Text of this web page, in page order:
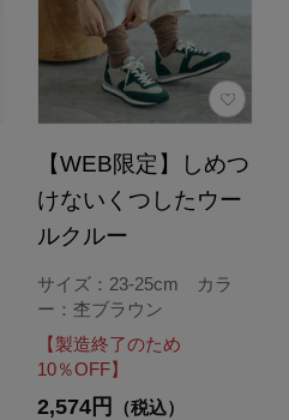
【WEB限定】しめつ
けないくつしたウー
ルクルー
サイズ：23-25cm カラ
ー：杢ブラウン
【製造終了のため
10％OFF】
2,574円 （税込）